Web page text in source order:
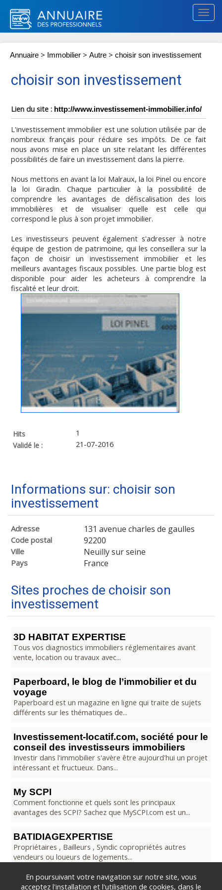
Annuaire > Immobilier > Autre > choisir son investissement
choisir son investissement
Lien du site : http://www.investissement-immobilier.info/
L'investissement immobilier est une solution utilisée par de
nombreux français pour réduire ses impôts. De ce fait
nous avons mise en place un site relatant les différentes
possibilités de faire un investissement dans la pierre.
Nous mettons en avant la loi Malraux, la loi Pinel ou encore
la loi Giradin. Chaque particulier à la possibilité de
comprendre les avantages de défiscalisation des lois
immobilières et de visualiser quelle est celle qui
correspond le plus à son projet immobilier.
Les investisseurs peuvent également s'adresser à notre
équipe de gestion de patrimoine, qui les conseillera sur la
façon de choisir un investissement immobilier et les
meilleurs avantages fiscaux possibles. Une partie blog est
disponible pour aider les acheteurs à comprendre la
fiscalité et leur droit.
Hits
1
Validé le :
21-07-2016
Informations sur: choisir son
investissement
Adresse 131 avenue charles de gaulles
Code postal 92200
Ville Neuilly sur seine
Pays France
Sites proches de choisir son
investissement
3D HABITAT EXPERTISE
Tous vos diagnostics immobiliers réglementaires avant
vente, location ou travaux avec...
Paperboard, le blog de l’immobilier et du
voyage
Paperboard est un magazine en ligne qui traite de sujets
différents sur les thématiques de...
Investissement-locatif.com, société pour le
conseil des investisseurs immobiliers
Investir dans l'immobilier s'avère être aujourd'hui un projet
intéressant et fructueux. Dans...
My SCPI
Comment fonctionne et quels sont les principaux
avantages des SCPI? Sachez que MySCPI.com est un...
BATIDIAGEXPERTISE
Propriétaires , Bailleurs , Syndic copropriétés autres
vendeurs ou loueurs de logements...
En poursuivant votre navigation sur notre site, vous
acceptez l'installation et l'utilisation de cookies, dans le